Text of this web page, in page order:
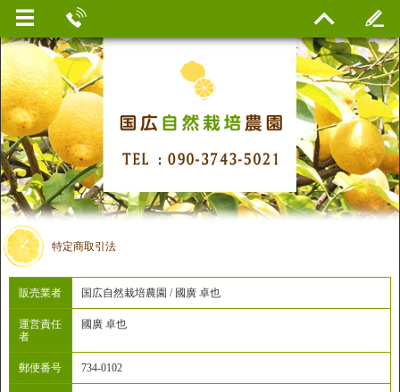
特定商取引法
販売業者 国広自然栽培農園 / 國廣 卓也
運営責任
者
國廣 卓也
郵便番号 734-0102